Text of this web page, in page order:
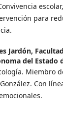
para
Jardón,
del Estado
Miembro
Con